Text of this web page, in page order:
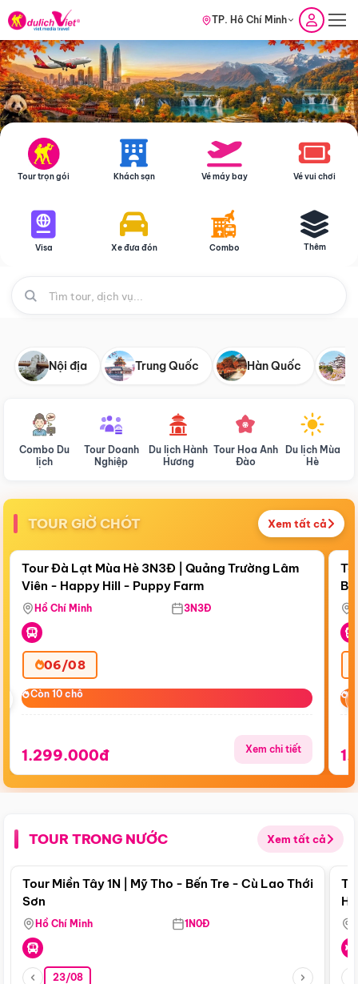
TP. Hồ Chí Minh
Tour trọn gói Khách sạn Vé máy bay Vé vui chơi
Visa Xe đưa đón Combo Thêm
Nội địa Trung Quốc Hàn Quốc
Combo Du
lịch
Tour Doanh
Nghiệp
Du lịch Hành
Hương
Tour Hoa Anh
Đào
Du lịch Mùa
Hè
TOUR GIỜ CHÓT Xem tất cả
Còn21:25:35
Điểm nổi bật
Tour Đà Lạt Mùa Hè 3N3Đ | Quảng Trường Lâm
Viên - Happy Hill - Puppy Farm
Hồ Chí Minh 3N3Đ
06/08
Còn 10 chỗ
Còn 10 chỗ
1.299.000đ Xem chi tiết
TOUR TRONG NƯỚC Xem tất cả
Điểm nổi bật
Tour Miền Tây 1N | Mỹ Tho - Bến Tre - Cù Lao Thới
Sơn
Hồ Chí Minh 1N0Đ
23/08